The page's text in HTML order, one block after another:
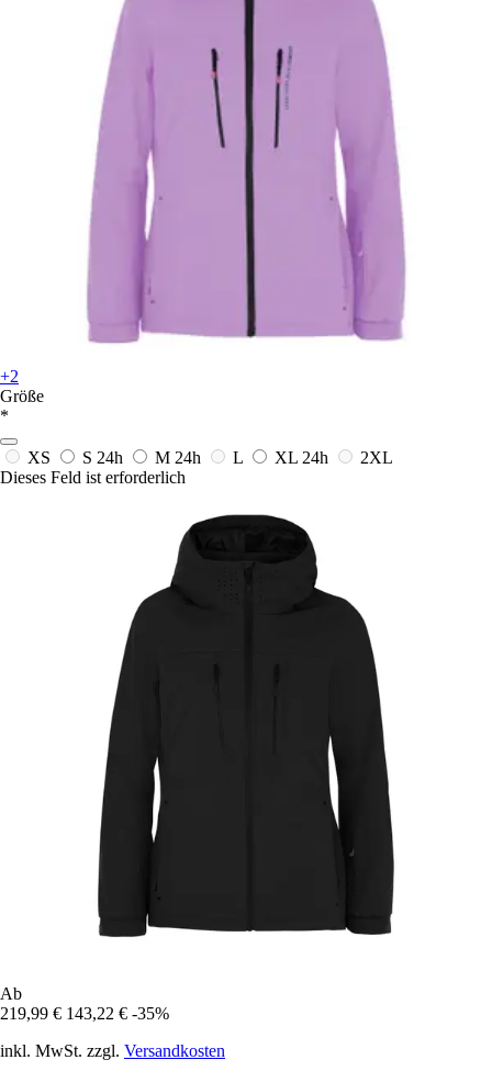
+2
Größe
*
XS S 24h M 24h L XL 24h
2XL
Dieses Feld ist erforderlich
Ab
219,99 € 143,22 € -35%
inkl. MwSt. zzgl. Versandkosten